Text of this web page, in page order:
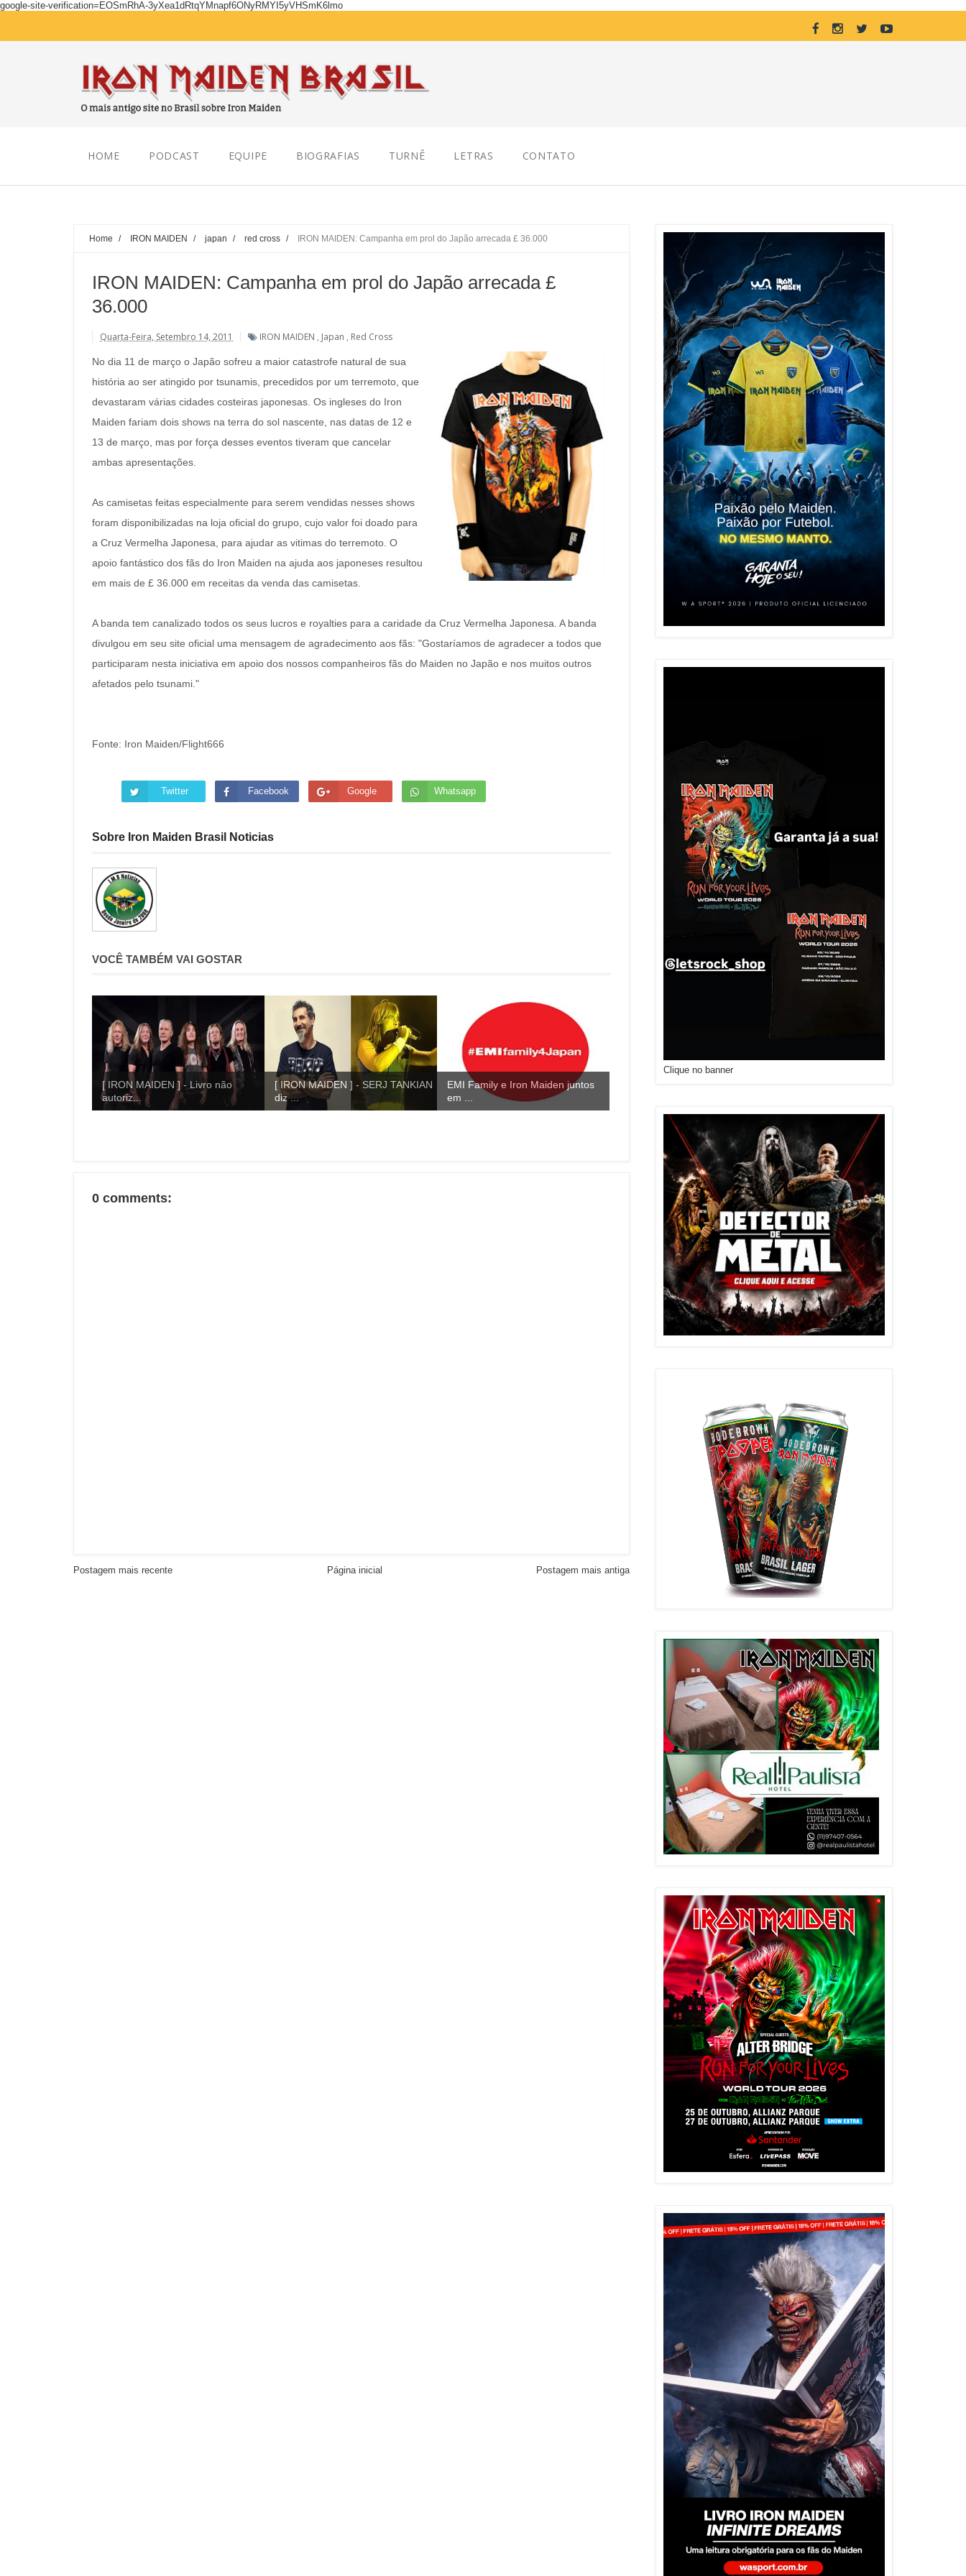
google-site-verification=EOSmRhA-3yXea1dRtqYMnapf6ONyRMYI5yVHSmK6lmo
HOME PODCAST EQUIPE BIOGRAFIAS TURNÊ LETRAS CONTATO
Home / IRON MAIDEN / japan / red cross / IRON MAIDEN: Campanha em prol do Japão arrecada £ 36.000
IRON MAIDEN: Campanha em prol do Japão arrecada £
36.000
Quarta-Feira, Setembro 14, 2011 IRON MAIDEN , Japan , Red Cross
No dia 11 de março o Japão sofreu a maior catastrofe natural de sua
história ao ser atingido por tsunamis, precedidos por um terremoto, que
devastaram várias cidades costeiras japonesas. Os ingleses do Iron
Maiden fariam dois shows na terra do sol nascente, nas datas de 12 e
13 de março, mas por força desses eventos tiveram que cancelar
ambas apresentações.
As camisetas feitas especialmente para serem vendidas nesses shows
foram disponibilizadas na loja oficial do grupo, cujo valor foi doado para
a Cruz Vermelha Japonesa, para ajudar as vitimas do terremoto. O
apoio fantástico dos fãs do Iron Maiden na ajuda aos japoneses resultou
em mais de £ 36.000 em receitas da venda das camisetas.
A banda tem canalizado todos os seus lucros e royalties para a caridade da Cruz Vermelha Japonesa. A banda
divulgou em seu site oficial uma mensagem de agradecimento aos fãs: "Gostaríamos de agradecer a todos que
participaram nesta iniciativa em apoio dos nossos companheiros fãs do Maiden no Japão e nos muitos outros
afetados pelo tsunami."
Fonte: Iron Maiden/Flight666
Twitter Facebook Google Whatsapp
Sobre Iron Maiden Brasil Noticias
VOCÊ TAMBÉM VAI GOSTAR
[ IRON MAIDEN ] - Livro não
autoriz...
[ IRON MAIDEN ] - SERJ TANKIAN
diz ...
EMI Family e Iron Maiden juntos
em ...
0 comments:
Postagem mais recente Postagem mais antiga
Página inicial
Clique no banner